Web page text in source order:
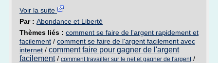
Voir la suite
Par : Abondance et Liberté
Thèmes liés : comment se faire de l'argent rapidement et
facilement / comment se faire de l'argent facilement avec
internet / comment faire pour gagner de l'argent
facilement/ comment travailler sur le net et gagner de l'argent/